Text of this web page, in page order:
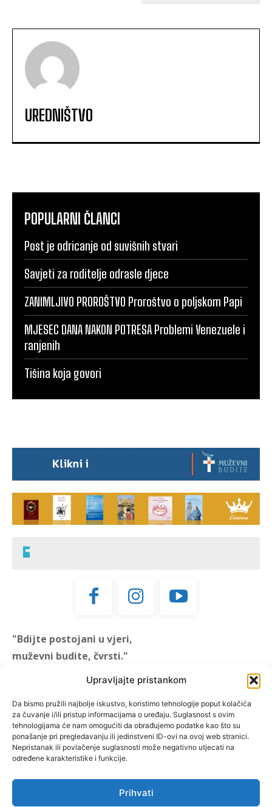
Upravljajte pristankom
Da bismo pružili najbolje iskustvo, koristimo tehnologije poput kolačića
za čuvanje i/ili pristup informacijama o uređaju. Suglasnost s ovim
tehnologijama će nam omogućiti da obrađujemo podatke kao što su
ponašanje pri pregledavanju ili jedinstveni ID-ovi na ovoj web stranici.
Nepristanak ili povlačenje suglasnosti može negativno utjecati na
određene karakteristike i funkcije.
Prihvati
UREDNIŠTVO
POPULARNI ČLANCI
Post je odricanje od suvišnih stvari
Savjeti za roditelje odrasle djece
ZANIMLJIVO PROROŠTVO Proroštvo o poljskom Papi
MJESEC DANA NAKON POTRESA Problemi Venezuele i
ranjenih
Tišina koja govori
"Bdijte postojani u vjeri,
muževni budite, čvrsti."
"Muževni budite" prvi je
hrvatski portal za katoličke
muškarce koji pokušava
reafirmirati u današnje
vrijeme itekako narušen
koji pokušavamo osvijetliti iz